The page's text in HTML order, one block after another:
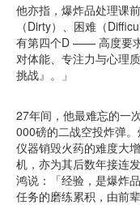
他亦指，爆炸品处理课
（Dirty）、困难（
有第四个D —— 高度要
对体能、专注力与心理
挑战』。」
27年间，他最难忘的一
000磅的二战空投炸弹
仪器销毁火药的难度大
机，亦为其后数年接连
鸿说：「经验，是爆炸
任务的磨练累积，由前